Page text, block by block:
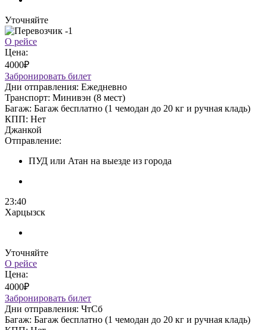
Уточняйте
О рейсе
Цена:
4000₽
Забронировать билет
Дни отправления: Ежедневно
Транспорт: Минивэн (8 мест)
Багаж: Багаж бесплатно (1 чемодан до 20 кг и ручная кладь)
КПП: Нет
Джанкой
Отправление:
ПУД или Атан на выезде из города
23:40
Харцызск
Уточняйте
О рейсе
Цена:
4000₽
Забронировать билет
Дни отправления: ЧтСб
Багаж: Багаж бесплатно (1 чемодан до 20 кг и ручная кладь)